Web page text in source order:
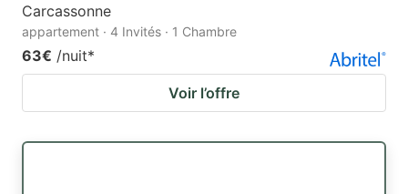
Carcassonne
appartement · 4 Invités · 1 Chambre
63€ /nuit*
Voir l’offre